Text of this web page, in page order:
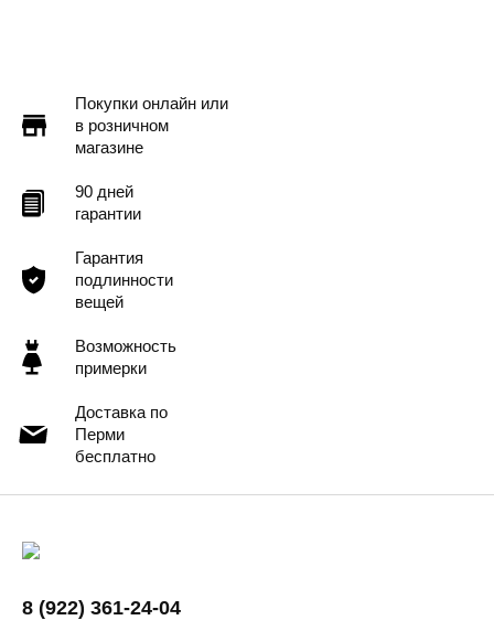
Покупки онлайн или
в розничном
магазине
90 дней
гарантии
Гарантия
подлинности
вещей
Возможность
примерки
Доставка по
Перми
бесплатно
8 (922) 361-24-04